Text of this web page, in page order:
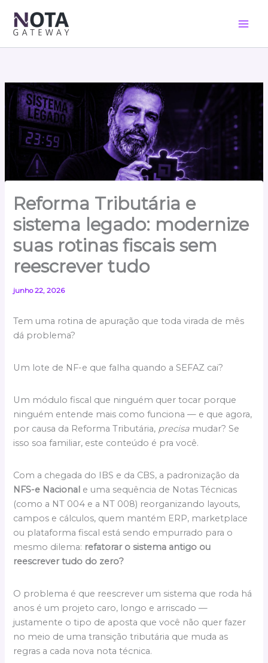
para
conteúdo
Reforma Tributária e
sistema legado: modernize
suas rotinas fiscais sem
reescrever tudo
junho 22, 2026
Tem uma rotina de apuração que toda virada de mês
dá problema?
Um lote de NF-e que falha quando a SEFAZ cai?
Um módulo fiscal que ninguém quer tocar porque
ninguém entende mais como funciona — e que agora,
por causa da Reforma Tributária, precisa mudar? Se
isso soa familiar, este conteúdo é pra você.
Com a chegada do IBS e da CBS, a padronização da
NFS-e Nacional e uma sequência de Notas Técnicas
(como a NT 004 e a NT 008) reorganizando layouts,
campos e cálculos, quem mantém ERP, marketplace
ou plataforma fiscal está sendo empurrado para o
mesmo dilema: refatorar o sistema antigo ou
reescrever tudo do zero?
O problema é que reescrever um sistema que roda há
anos é um projeto caro, longo e arriscado —
justamente o tipo de aposta que você não quer fazer
no meio de uma transição tributária que muda as
regras a cada nova nota técnica.